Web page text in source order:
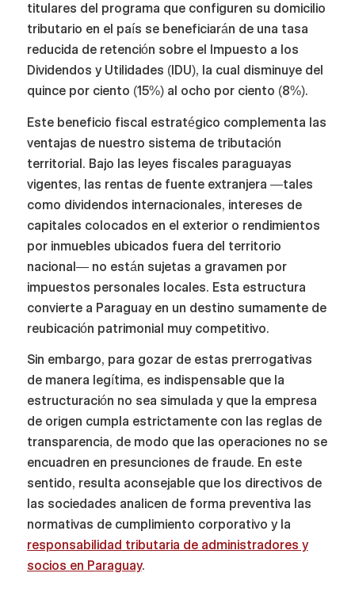
titulares del programa que configuren su domicilio
tributario en el país se beneficiarán de una tasa
reducida de retención sobre el Impuesto a los
Dividendos y Utilidades (IDU), la cual disminuye del
quince por ciento (15%) al ocho por ciento (8%).
Este beneficio fiscal estratégico complementa las
ventajas de nuestro sistema de tributación
territorial. Bajo las leyes fiscales paraguayas
vigentes, las rentas de fuente extranjera —tales
como dividendos internacionales, intereses de
capitales colocados en el exterior o rendimientos
por inmuebles ubicados fuera del territorio
nacional— no están sujetas a gravamen por
impuestos personales locales. Esta estructura
convierte a Paraguay en un destino sumamente de
reubicación patrimonial muy competitivo.
Sin embargo, para gozar de estas prerrogativas
de manera legítima, es indispensable que la
estructuración no sea simulada y que la empresa
de origen cumpla estrictamente con las reglas de
transparencia, de modo que las operaciones no se
encuadren en presunciones de fraude. En este
sentido, resulta aconsejable que los directivos de
las sociedades analicen de forma preventiva las
normativas de cumplimiento corporativo y la
responsabilidad tributaria de administradores y
socios en Paraguay.